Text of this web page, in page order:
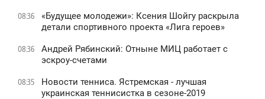
08:36
«Будущее молодежи»: Ксения Шойгу раскрыла
детали спортивного проекта «Лига героев»
08:36
Андрей Рябинский: Отныне МИЦ работает с
эскроу-счетами
08:35
Новости тенниса. Ястремская - лучшая
украинская теннисистка в сезоне-2019